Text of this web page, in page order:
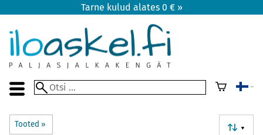
Tarne kulud alates 0 € »
Tooted ‪» ▼